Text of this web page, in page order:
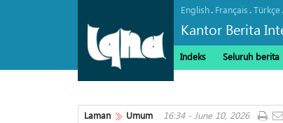
English. Français.Türkçe.
Kantor Berita
Indeks Seluruh berita
Laman Umum 16:34 - June 10, 2026